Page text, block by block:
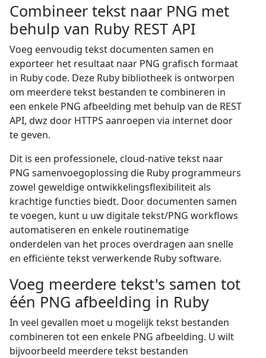
Combineer tekst naar PNG met
behulp van Ruby REST API
Voeg eenvoudig tekst documenten samen en
exporteer het resultaat naar PNG grafisch formaat
in Ruby code. Deze Ruby bibliotheek is ontworpen
om meerdere tekst bestanden te combineren in
een enkele PNG afbeelding met behulp van de REST
API, dwz door HTTPS aanroepen via internet door
te geven.
Dit is een professionele, cloud-native tekst naar
PNG samenvoegoplossing die Ruby programmeurs
zowel geweldige ontwikkelingsflexibiliteit als
krachtige functies biedt. Door documenten samen
te voegen, kunt u uw digitale tekst/PNG workflows
automatiseren en enkele routinematige
onderdelen van het proces overdragen aan snelle
en efficiënte tekst verwerkende Ruby software.
Voeg meerdere tekst's samen tot
één PNG afbeelding in Ruby
In veel gevallen moet u mogelijk tekst bestanden
combineren tot een enkele PNG afbeelding. U wilt
bijvoorbeeld meerdere tekst bestanden